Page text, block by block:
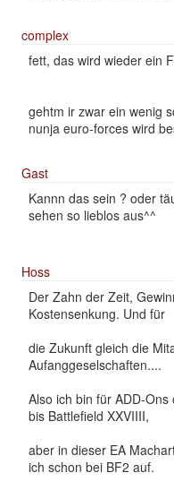
complex
fett, das wird wieder ein
gehtm ir zwar ein wenig
nunja euro-forces wird
Gast
Kannn das sein ? oder
sehen so lieblos aus^^
Hoss
Der Zahn der Zeit,
Kostensenkung. Und für
die Zukunft gleich die
Aufanggeselschaften....
Also ich bin für ADD-
bis Battlefield XXVIIII,
aber in dieser EA
ich schon bei BF2 auf.